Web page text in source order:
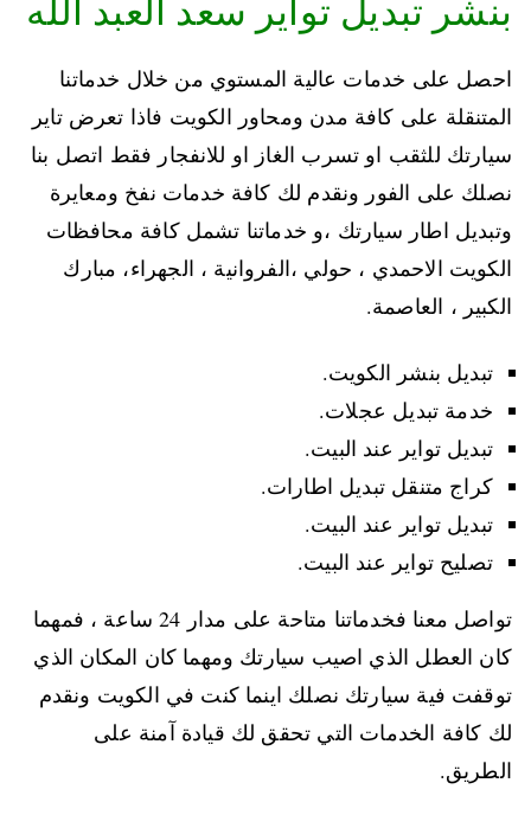
بنشر تبديل تواير سعد العبد الله
احصل على خدمات عالية المستوي من خلال خدماتنا
المتنقلة على كافة مدن ومحاور الكويت فاذا تعرض تاير
سيارتك للثقب او تسرب الغاز او للانفجار فقط اتصل بنا
نصلك على الفور ونقدم لك كافة خدمات نفخ ومعايرة
وتبديل اطار سيارتك ،و خدماتنا تشمل كافة محافظات
الكويت الاحمدي ، حولي ،الفروانية ، الجهراء، مبارك
الكبير ، العاصمة.
تبديل بنشر الكويت.
خدمة تبديل عجلات.
تبديل تواير عند البيت.
كراج متنقل تبديل اطارات.
تبديل تواير عند البيت.
تصليح تواير عند البيت.
تواصل معنا فخدماتنا متاحة على مدار 24 ساعة ، فمهما
كان العطل الذي اصيب سيارتك ومهما كان المكان الذي
توقفت فية سيارتك نصلك اينما كنت في الكويت ونقدم
لك كافة الخدمات التي تحقق لك قيادة آمنة على
الطريق.